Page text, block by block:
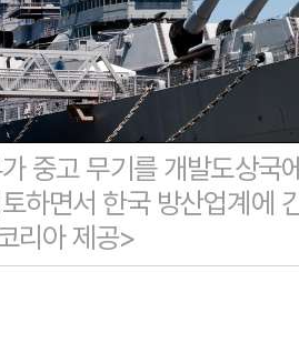
중고 무기를 개발도상국
하면서 한국 방산업계에
리아 제공>